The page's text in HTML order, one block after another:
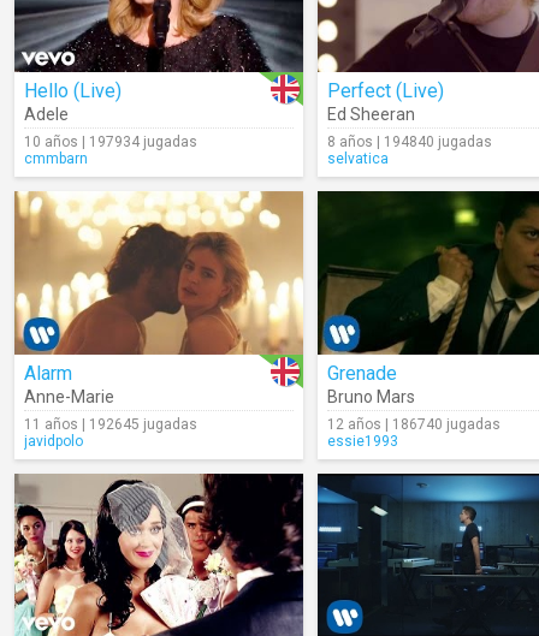
Hello (Live)
Adele
10 años | 197934 jugadas
cmmbarn
Perfect (Live)
Ed Sheeran
8 años | 194840 jugadas
selvatica
Alarm
Anne-Marie
11 años | 192645 jugadas
javidpolo
Grenade
Bruno Mars
12 años | 186740 jugadas
essie1993